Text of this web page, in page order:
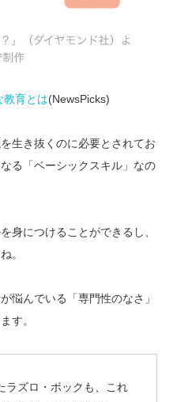
教育とは(NewsPicks)
生き抜くのに必要とされてお
る「ベーシックスキル」なの
身につけることができるし、
。
悩んでいる「専門性のなさ」
す。
ラズロ・ボックも、これ